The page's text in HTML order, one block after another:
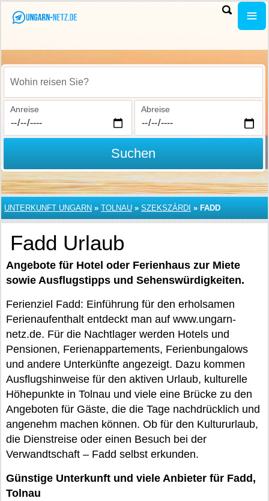
Wohin reisen Sie?
Anreise Abreise
Suchen
UNTERKUNFT UNGARN » TOLNAU » SZEKSZÁRDI » FADD
Fadd Urlaub
Angebote für Hotel oder Ferienhaus zur Miete
sowie Ausflugstipps und Sehenswürdigkeiten.
Ferienziel Fadd: Einführung für den erholsamen
Ferienaufenthalt entdeckt man auf www.ungarn-
netz.de. Für die Nachtlager werden Hotels und
Pensionen, Ferienappartements, Ferienbungalows
und andere Unterkünfte angezeigt. Dazu kommen
Ausflugshinweise für den aktiven Urlaub, kulturelle
Höhepunkte in Tolnau und viele eine Brücke zu den
Angeboten für Gäste, die die Tage nachdrücklich und
angenehm machen können. Ob für den Kultururlaub,
die Dienstreise oder einen Besuch bei der
Verwandtschaft – Fadd selbst erkunden.
Günstige Unterkunft und viele Anbieter für Fadd,
Tolnau